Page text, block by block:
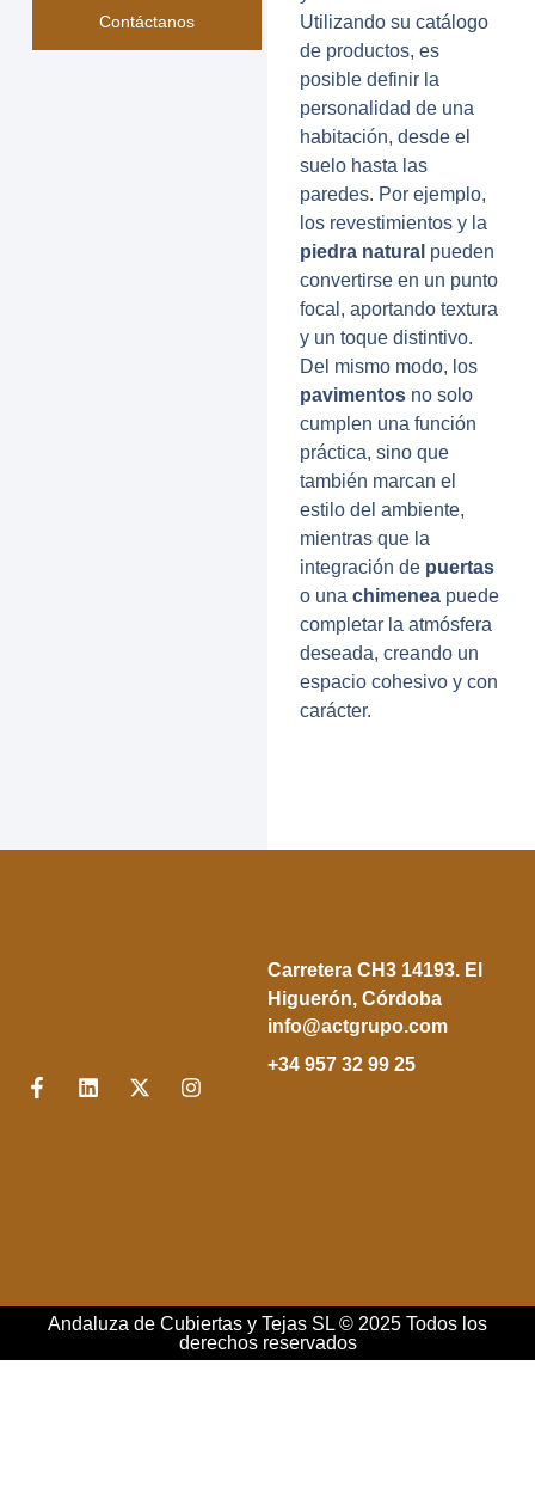
Contáctanos
Utilizando su catálogo
de productos, es
posible definir la
personalidad de una
habitación, desde el
suelo hasta las
paredes. Por ejemplo,
los revestimientos y la
piedra natural pueden
convertirse en un punto
focal, aportando textura
y un toque distintivo.
Del mismo modo, los
pavimentosno solo
cumplen una función
práctica, sino que
también marcan el
estilo del ambiente,
mientras que la
integración de puertas
o una chimeneapuede
completar la atmósfera
deseada, creando un
espacio cohesivo y con
carácter.
Carretera CH3 14193. El
Higuerón, Córdoba
info@actgrupo.com
+34 957 32 99 25
Andaluza de Cubiertas y Tejas SL © 2025 Todos los
derechos reservados